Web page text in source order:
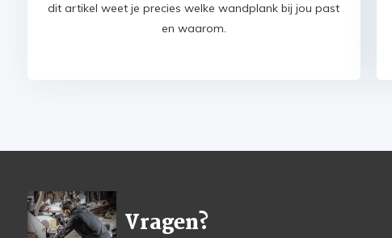
dit artikel weet je precies welke wandplank bij jou past
en waarom.
Vragen?